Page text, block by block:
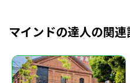
マインドの達人の関連